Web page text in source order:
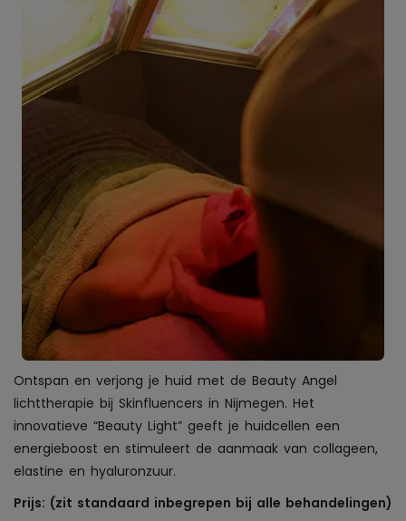
Ontspan en verjong je huid met de Beauty Angel
lichttherapie bij Skinfluencers in Nijmegen. Het
innovatieve “Beauty Light” geeft je huidcellen een
energieboost en stimuleert de aanmaak van collageen,
elastine en hyaluronzuur.
Prijs: (zit standaard inbegrepen bij alle behandelingen)